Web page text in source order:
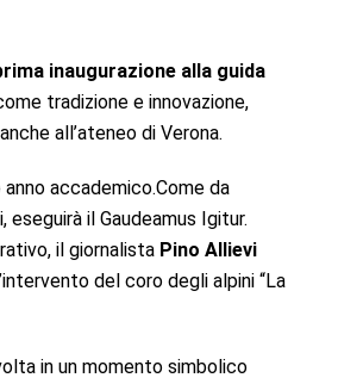
inaugurazione alla guida
tradizione e innovazione,
all’ateneo di Verona.
accademico.Come da
il Gaudeamus Igitur.
il giornalista Pino Allievi
del coro degli alpini “La
in un momento simbolico